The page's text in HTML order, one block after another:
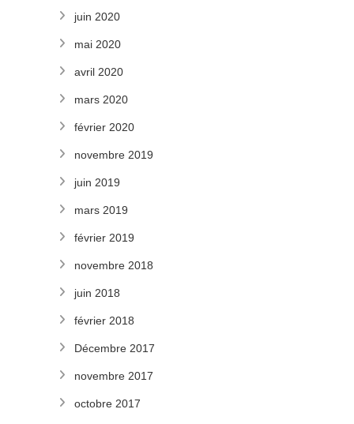
juin 2020
mai 2020
avril 2020
mars 2020
février 2020
novembre 2019
juin 2019
mars 2019
février 2019
novembre 2018
juin 2018
février 2018
Décembre 2017
novembre 2017
octobre 2017